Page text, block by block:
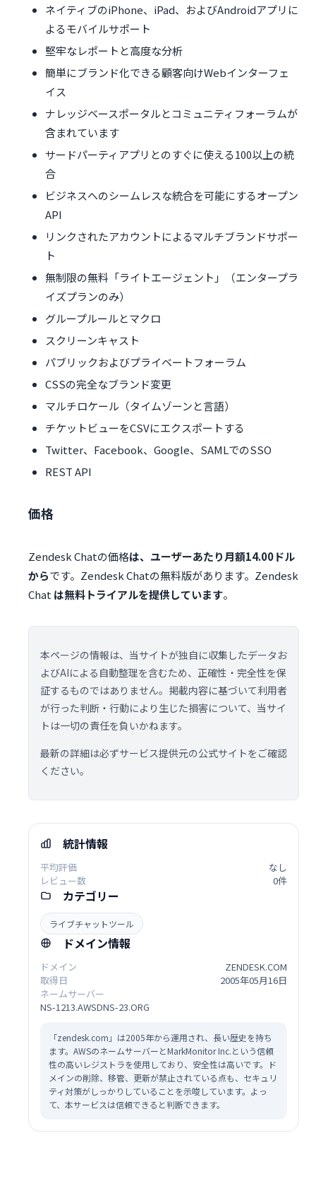
ネイティブのiPhone、iPad、およびAndroidアプリに
よるモバイルサポート
堅牢なレポートと高度な分析
簡単にブランド化できる顧客向けWebインターフェ
イス
ナレッジベースポータルとコミュニティフォーラムが
含まれています
サードパーティアプリとのすぐに使える100以上の統
合
ビジネスへのシームレスな統合を可能にするオープン
API
リンクされたアカウントによるマルチブランドサポー
ト
無制限の無料「ライトエージェント」（エンタープラ
イズプランのみ）
グループルールとマクロ
スクリーンキャスト
パブリックおよびプライベートフォーラム
CSSの完全なブランド変更
マルチロケール（タイムゾーンと言語）
チケットビューをCSVにエクスポートする
Twitter、Facebook、Google、SAMLでのSSO
REST API
価格
Zendesk Chatの価格は、ユーザーあたり月額14.00ドル
からです。Zendesk Chatの無料版があります。Zendesk
Chat は無料トライアルを提供しています。
本ページの情報は、当サイトが独自に収集したデータお
よびAIによる自動整理を含むため、正確性・完全性を保
証するものではありません。掲載内容に基づいて利用者
が行った判断・行動により生じた損害について、当サイ
トは一切の責任を負いかねます。
最新の詳細は必ずサービス提供元の公式サイトをご確認
ください。
統計情報
平均評価
なし
レビュー数
0件
カテゴリー
ライブチャットツール
ドメイン情報
ドメイン
ZENDESK.COM
取得日
2005年05月16日
ネームサーバー
NS-1213.AWSDNS-23.ORG
「zendesk.com」は2005年から運用され、長い歴史を持ち
ます。AWSのネームサーバーとMarkMonitor Inc.という信頼
性の高いレジストラを使用しており、安全性は高いです。ド
メインの削除、移管、更新が禁止されている点も、セキュリ
ティ対策がしっかりしていることを示唆しています。よっ
て、本サービスは信頼できると判断できます。